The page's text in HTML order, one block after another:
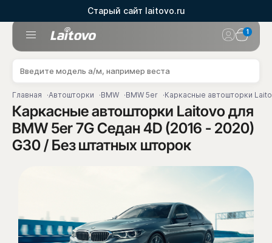
Старый сайт laitovo.ru
1
Главная Автошторки BMW BMW 5er Каркасные автошторки
Каркасные автошторки Laitovo для
BMW 5er 7G Седан 4D (2016 - 2020)
G30 / Без штатных шторок